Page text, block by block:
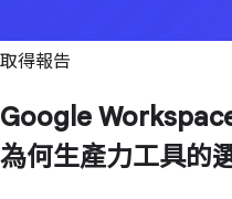
取得報告
Google
為何生產力工具的